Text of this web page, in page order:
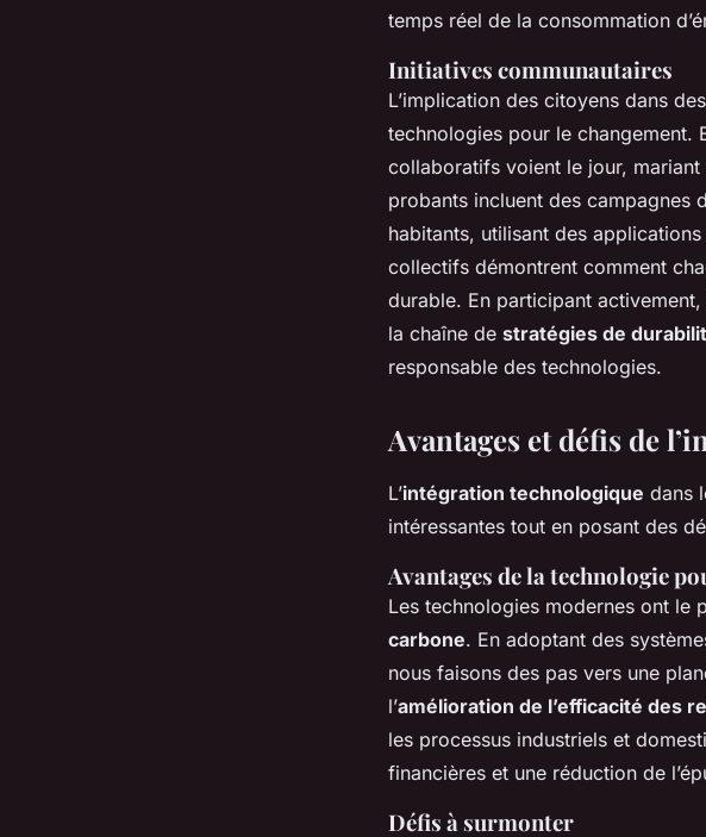
temps réel de la consommation
Initiatives communautaires
L’implication des citoyens dans
technologies pour le changement.
collaboratifs voient le jour,
probants incluent des campagnes
habitants, utilisant des
collectifs démontrent comment
durable. En participant
la chaîne de stratégies de
responsable des technologies.
Avantages et défis de
L’intégration technologique dans
intéressantes tout en posant des
Avantages de la technologie
Les technologies modernes ont le
carbone. En adoptant des
nous faisons des pas vers une
l’amélioration de l’efficacité des
les processus industriels et
financières et une réduction de
Défis à surmonter